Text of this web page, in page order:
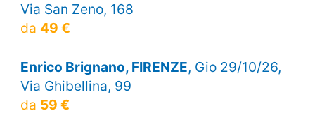
Via San Zeno, 168
da 49 €
Enrico Brignano, FIRENZE, Gio 29/10/26,
Via Ghibellina, 99
da 59 €